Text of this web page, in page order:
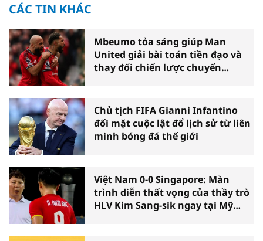
CÁC TIN KHÁC
Mbeumo tỏa sáng giúp Man
United giải bài toán tiền đạo và
thay đổi chiến lược chuyển
Chủ tịch FIFA Gianni Infantino
đối mặt cuộc lật đổ lịch sử từ liên
minh bóng đá thế giới
Việt Nam 0-0 Singapore: Màn
trình diễn thất vọng của thầy trò
HLV Kim Sang-sik ngay tại Mỹ